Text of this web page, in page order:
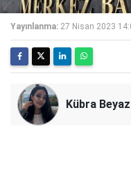
Yayınlanma: 27 Nisan 2023
Kübra